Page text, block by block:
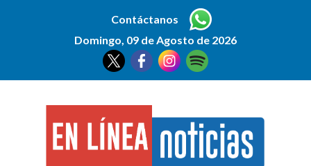
Contáctanos
Domingo, 09 de Agosto de 2026